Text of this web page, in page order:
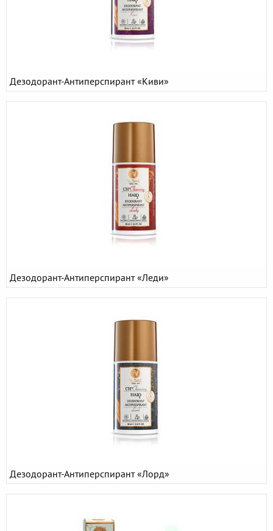
Дезодорант-Антиперспирант «Киви»
Дезодорант-Антиперспирант «Леди»
Дезодорант-Антиперспирант «Лорд»